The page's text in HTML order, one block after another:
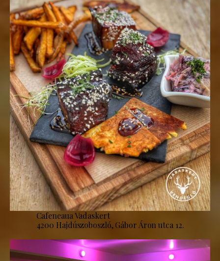
Cafeneaua Vadaskert
4200 Hajdúszoboszló, Gábor Áron utca 12.